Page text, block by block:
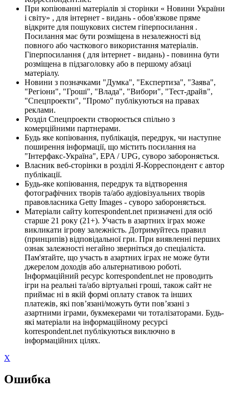
При копіюванні матеріалів зі сторінки « Новини України
і світу» , для інтернет - видань - обов'язкове пряме
відкрите для пошукових систем гіперпосилання .
Посилання має бути розміщена в незалежності від
повного або часткового використання матеріалів.
Гіперпосилання ( для інтернет - видань) - повинна бути
розміщена в підзаголовку або в першому абзаці
матеріалу.
Новини з позначками "Думка", "Експертиза", "Заява",
"Регіони", "Гроші", "Влада", "Вибори", "Тест-драйв",
"Спецпроекти", "Промо" публікуються на правах
реклами.
Розділ Спецпроекти створюється спільно з
комерційними партнерами.
Будь яке копіювання, публікація, передрук, чи наступне
поширення інформації, що містить посилання на
"Інтерфакс-Україна", EPA / UPG, суворо забороняється.
Власник веб-сторінки в розділі Я-Корреспондент є автор
публікації.
Будь-яке копіювання, передрук та відтворення
фотографічних творів та/або аудіовізуальних творів
правовласника Getty Images - суворо забороняється.
Матеріали сайту korrespondent.net призначені для осіб
старше 21 року (21+). Участь в азартних іграх може
викликати ігрову залежність. Дотримуйтесь правил
(принципів) відповідальної гри. При виявленні перших
ознак залежності негайно зверніться до спеціаліста.
Пам'ятайте, що участь в азартних іграх не може бути
джерелом доходів або альтернативою роботі.
Інформаційний ресурс korrespondent.net не проводить
ігри на реальні та/або віртуальні гроші, також сайт не
приймає ні в якій формі оплату ставок та інших
платежів, які пов’язані/можуть бути пов’язані з
азартними іграми, букмекерами чи тоталізаторами. Будь-
які матеріали на інформаційному ресурсі
korrespondent.net публікуються виключно в
інформаційних цілях.
X
Ошибка